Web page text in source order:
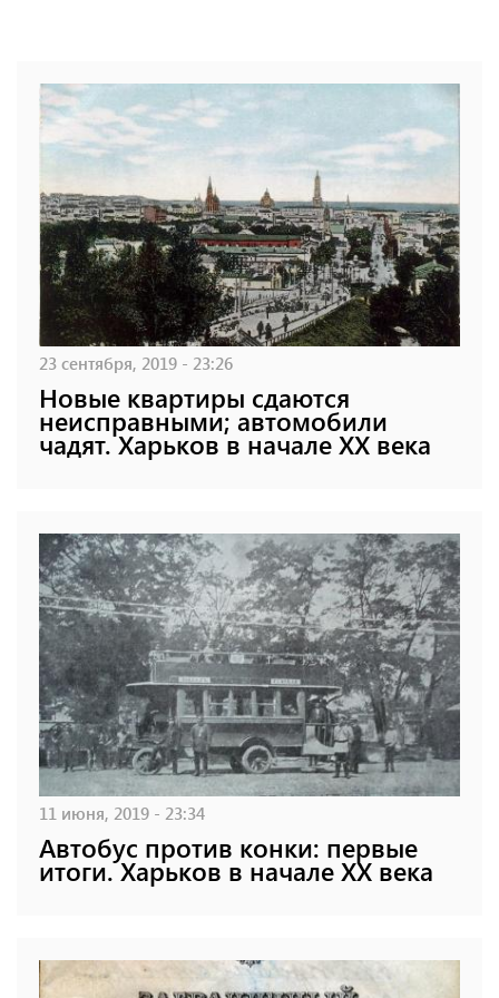
23 сентября, 2019 - 23:26
Новые квартиры сдаются
неисправными; автомобили
чадят. Харьков в начале XX века
11 июня, 2019 - 23:34
Автобус против конки: первые
итоги. Харьков в начале XX века